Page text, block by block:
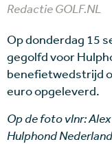
Redactie GOLF.NL
Op donderdag 15
gegolfd voor
benefietwedstrijd
euro opgeleverd.
Op de foto vlnr:
Hulphond